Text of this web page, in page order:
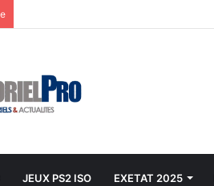
JEUX PS2 ISO EXETAT 2025